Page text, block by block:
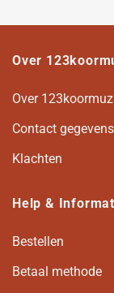
Over
Over
Contact gegevens
Klachten
Help &
Bestellen
Betaal methode